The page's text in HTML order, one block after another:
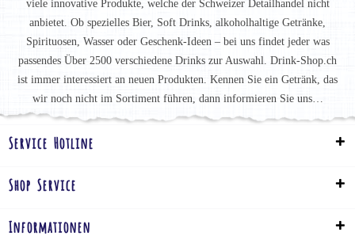
viele innovative Produkte, welche der Schweizer Detailhandel nicht
anbietet. Ob spezielles Bier, Soft Drinks, alkoholhaltige Getränke,
Spirituosen, Wasser oder Geschenk-Ideen – bei uns findet jeder was
passendes Über 2500 verschiedene Drinks zur Auswahl. Drink-Shop.ch
ist immer interessiert an neuen Produkten. Kennen Sie ein Getränk, das
wir noch nicht im Sortiment führen, dann informieren Sie uns…
Service Hotline
Shop Service
Informationen